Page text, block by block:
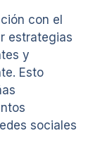
con el
estrategias
y
Esto
sociales